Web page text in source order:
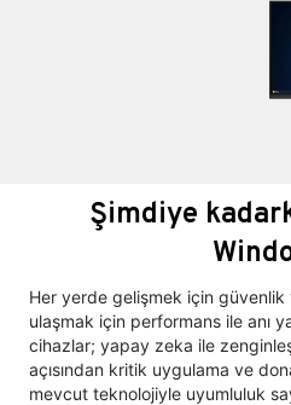
Şimdiye
Her yerde gelişmek için
ulaşmak için performans ile anı
cihazlar; yapay zeka ile
açısından kritik uygulama ve
mevcut teknolojiyle uyumluluk